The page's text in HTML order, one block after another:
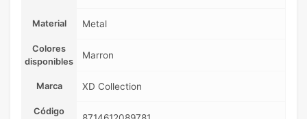
Material Metal
Colores
disponibles
Marron
Marca XD Collection
Código